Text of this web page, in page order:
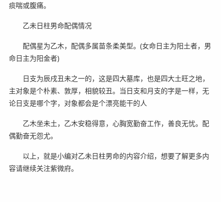
痰喘或腹痛。
乙未日柱男命配偶情况
配偶星为乙木，配偶多属苗条柔美型。(女命日主为阳土者，男
命日主为阳金者)
日支为辰戌丑未之一的，这是四大墓库，也是四大土旺之地，
主对象是个朴素、敦厚，相貌较丑。当日支和月支的字是一样，无
论日支是哪个字，对象都会是个漂亮能干的人
乙木坐未土，乙木安稳得意，心胸宽勤奋工作，善良无忧。配
偶勤奋无怨尤。
以上，就是小编对乙未日柱男命的内容介绍，想要了解更多内
容请继续关注紫微府。